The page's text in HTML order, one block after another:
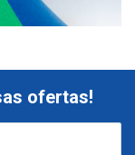
ofertas!